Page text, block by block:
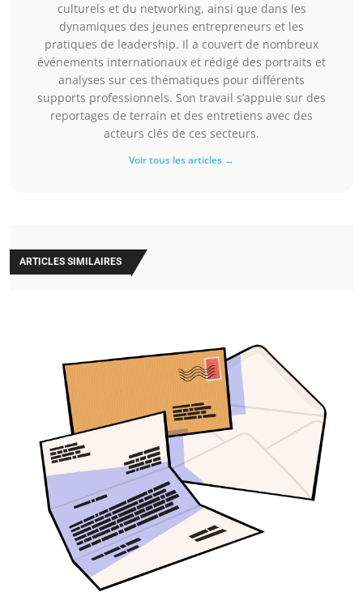
culturels et du networking, ainsi que dans les
dynamiques des jeunes entrepreneurs et les
pratiques de leadership. Il a couvert de nombreux
événements internationaux et rédigé des portraits et
analyses sur ces thématiques pour différents
supports professionnels. Son travail s’appuie sur des
reportages de terrain et des entretiens avec des
acteurs clés de ces secteurs.
Voir tous les articles →
ARTICLES SIMILAIRES